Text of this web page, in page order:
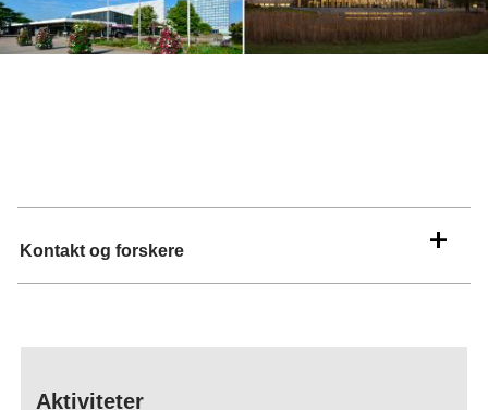
Kontakt og forskere
Aktiviteter